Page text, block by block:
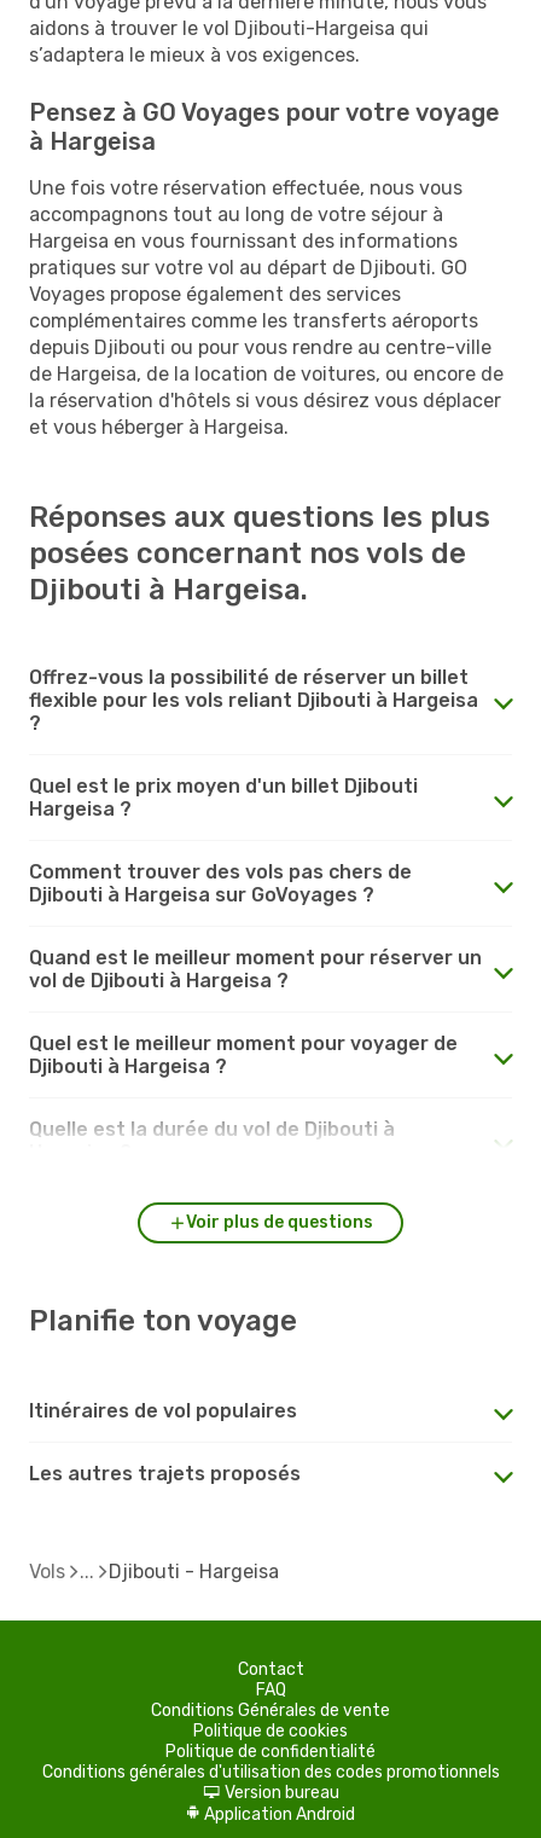
aidons à trouver le vol Djibouti-Hargeisa qui
s’adaptera le mieux à vos exigences.
Pensez à GO Voyages pour votre voyage
à Hargeisa
Une fois votre réservation effectuée, nous vous
accompagnons tout au long de votre séjour à
Hargeisa en vous fournissant des informations
pratiques sur votre vol au départ de Djibouti. GO
Voyages propose également des services
complémentaires comme les transferts aéroports
depuis Djibouti ou pour vous rendre au centre-ville
de Hargeisa, de la location de voitures, ou encore de
la réservation d'hôtels si vous désirez vous déplacer
et vous héberger à Hargeisa.
Réponses aux questions les plus
posées concernant nos vols de
Djibouti à Hargeisa.
Offrez-vous la possibilité de réserver un billet
flexible pour les vols reliant Djibouti à Hargeisa
?
Quel est le prix moyen d'un billet Djibouti
Hargeisa ?
Comment trouver des vols pas chers de
Djibouti à Hargeisa sur GoVoyages ?
Quand est le meilleur moment pour réserver un
vol de Djibouti à Hargeisa ?
Quel est le meilleur moment pour voyager de
Djibouti à Hargeisa ?
Quelle est la durée du vol de Djibouti à
Voir plus de questions
Planifie ton voyage
Itinéraires de vol populaires
Les autres trajets proposés
Vols Djibouti - Hargeisa
Contact
FAQ
Conditions Générales de vente
Politique de cookies
Politique de confidentialité
Conditions générales d'utilisation des codes promotionnels
d Version bureau
A Application Android